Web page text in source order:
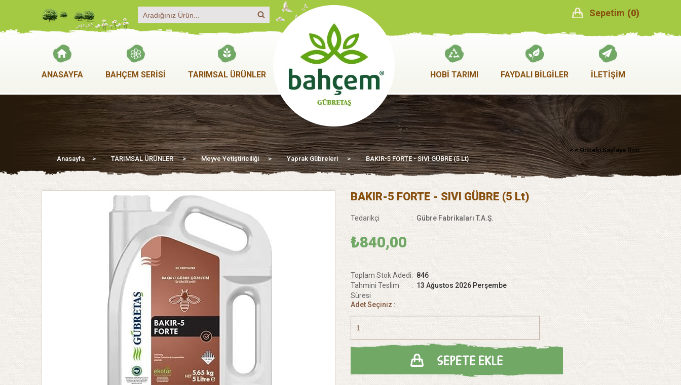
Sepetim 0
ANASAYFA BAHÇEM SERİSİ TARIMSAL ÜRÜNLER HOBİ TARIMI FAYDALI BİLGİLER İLETİŞİM
Anasayfa > TARIMSAL ÜRÜNLER > Meyve Yetiştiriciliği > Yaprak Gübreleri > BAKIR-5 FORTE - SIVI GÜBRE (5 Lt)
< < Önceki Sayfaya Dön
BAKIR-5 FORTE - SIVI GÜBRE (5 Lt)
Tedarikçi : Gübre Fabrikaları T.A.Ş.
₺840,00
Toplam Stok Adedi: 846
Tahmini Teslim
Süresi
: 13 Ağustos 2026 Perşembe
Adet Seçiniz :